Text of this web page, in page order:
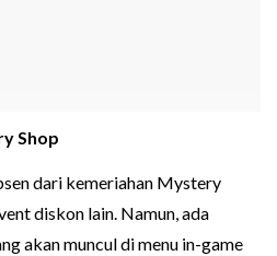
Shop
dari kemeriahan Mystery
diskon lain. Namun, ada
akan muncul di menu in-game